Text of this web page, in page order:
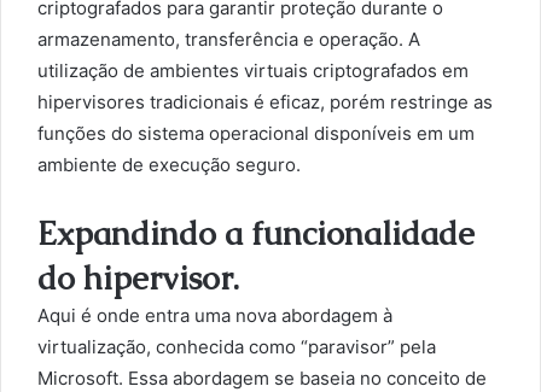
criptografados para garantir proteção durante o
armazenamento, transferência e operação. A
utilização de ambientes virtuais criptografados em
hipervisores tradicionais é eficaz, porém restringe as
funções do sistema operacional disponíveis em um
ambiente de execução seguro.
Expandindo a funcionalidade
do hipervisor.
Aqui é onde entra uma nova abordagem à
virtualização, conhecida como “paravisor” pela
Microsoft. Essa abordagem se baseia no conceito de